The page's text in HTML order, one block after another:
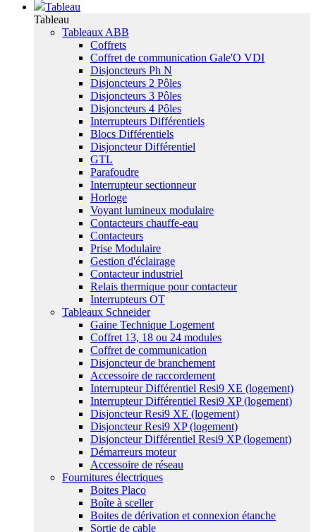
Tableau
Tableau
Tableaux ABB
Coffrets
Coffret de communication Gale'O VDI
Disjoncteurs Ph N
Disjoncteurs 2 Pôles
Disjoncteurs 3 Pôles
Disjoncteurs 4 Pôles
Interrupteurs Différentiels
Blocs Différentiels
Disjoncteur Différentiel
GTL
Parafoudre
Interrupteur sectionneur
Horloge
Voyant lumineux modulaire
Contacteurs chauffe-eau
Contacteurs
Prise Modulaire
Gestion d'éclairage
Contacteur industriel
Relais thermique pour contacteur
Interrupteurs OT
Tableaux Schneider
Gaine Technique Logement
Coffret 13, 18 ou 24 modules
Coffret de communication
Disjoncteur de branchement
Accessoire de raccordement
Interrupteur Différentiel Resi9 XE (logement)
Interrupteur Différentiel Resi9 XP (logement)
Disjoncteur Resi9 XE (logement)
Disjoncteur Resi9 XP (logement)
Disjoncteur Différentiel Resi9 XP (logement)
Démarreurs moteur
Accessoire de réseau
Fournitures électriques
Boites Placo
Boîte à sceller
Boites de dérivation et connexion étanche
Sortie de cable